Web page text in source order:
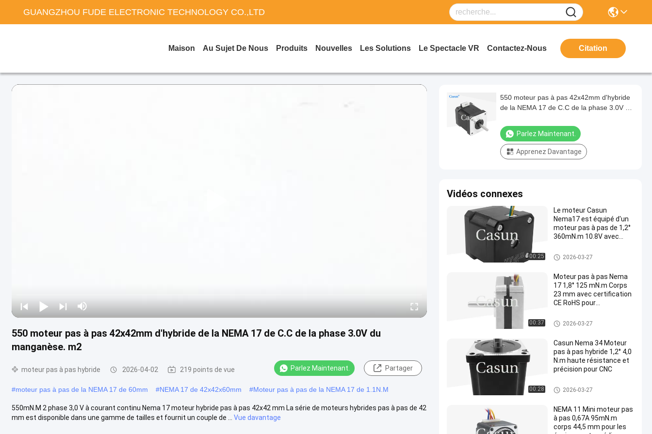
GUANGZHOU FUDE ELECTRONIC TECHNOLOGY CO.,LTD
Maison Au Sujet De Nous Produits Nouvelles Les Solutions Le Spectacle VR Contactez-Nous Citation
550 moteur pas à pas 42x42mm d'hybride de la NEMA 17 de C.C de la phase 3.0V du
manganèse. m2
moteur pas à pas hybride 2026-04-02 219 points de vue Parlez Maintenant. Partager
#moteur pas à pas de la NEMA 17 de 60mm #NEMA 17 de 42x42x60mm #Moteur pas à pas de la NEMA 17 de 1.1N.M
550mN.M 2 phase 3,0 V à courant continu Nema 17 moteur hybride pas à pas 42x42 mm La série de moteurs hybrides pas à pas de 42
mm est disponible dans une gamme de tailles et fournit un couple de ...
Vue davantage
550 moteur pas à pas 42x42mm d'hybride
de la NEMA 17 de C.C de la phase 3.0V du
Parlez Maintenant.
Apprenez Davantage
Vidéos connexes
00:25
Le moteur Casun
Nema17 est équipé d'un
moteur pas à pas de 1,2°
360mN.m 10.8V avec
moteur pas à pas nema 17
2026-03-27
00:37
Moteur pas à pas Nema
17 1,8° 125 mN.m Corps
23 mm avec certification
CE RoHS pour
moteur pas à pas nema 17
2026-03-27
00:28
Casun Nema 34 Moteur
pas à pas hybride 1,2° 4,0
N.m haute résistance et
précision pour CNC
moteur pas à pas nema 17
2026-03-27
NEMA 11 Mini moteur pas
à pas 0,67A 95mN.m
corps 44,5 mm pour les